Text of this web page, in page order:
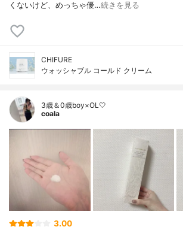
くないけど、めっちゃ優…続きを見る
CHIFURE
ウォッシャブル コールド クリーム
3歳＆0歳boy×OL🤍
coala
3.00